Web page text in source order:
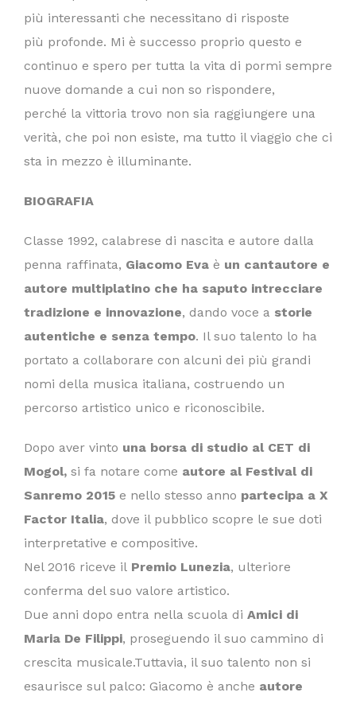
più interessanti che necessitano di risposte
più profonde. Mi è successo proprio questo e
continuo e spero per tutta la vita di pormi sempre
nuove domande a cui non so rispondere,
perché la vittoria trovo non sia raggiungere una
verità, che poi non esiste, ma tutto il viaggio che ci
sta in mezzo è illuminante.
BIOGRAFIA
Classe 1992, calabrese di nascita e autore dalla
penna raffinata, Giacomo Eva è un cantautore e
autore multiplatino che ha saputo intrecciare
tradizione e innovazione, dando voce a storie
autentiche e senza tempo. Il suo talento lo ha
portato a collaborare con alcuni dei più grandi
nomi della musica italiana, costruendo un
percorso artistico unico e riconoscibile.
Dopo aver vinto una borsa di studio al CET di
Mogol, si fa notare come autore al Festival di
Sanremo 2015 e nello stesso anno partecipa a X
Factor Italia, dove il pubblico scopre le sue doti
interpretative e compositive.
Nel 2016 riceve il Premio Lunezia, ulteriore
conferma del suo valore artistico.
Due anni dopo entra nella scuola di Amici di
Maria De Filippi, proseguendo il suo cammino di
crescita musicale.Tuttavia, il suo talento non si
esaurisce sul palco: Giacomo è anche autore